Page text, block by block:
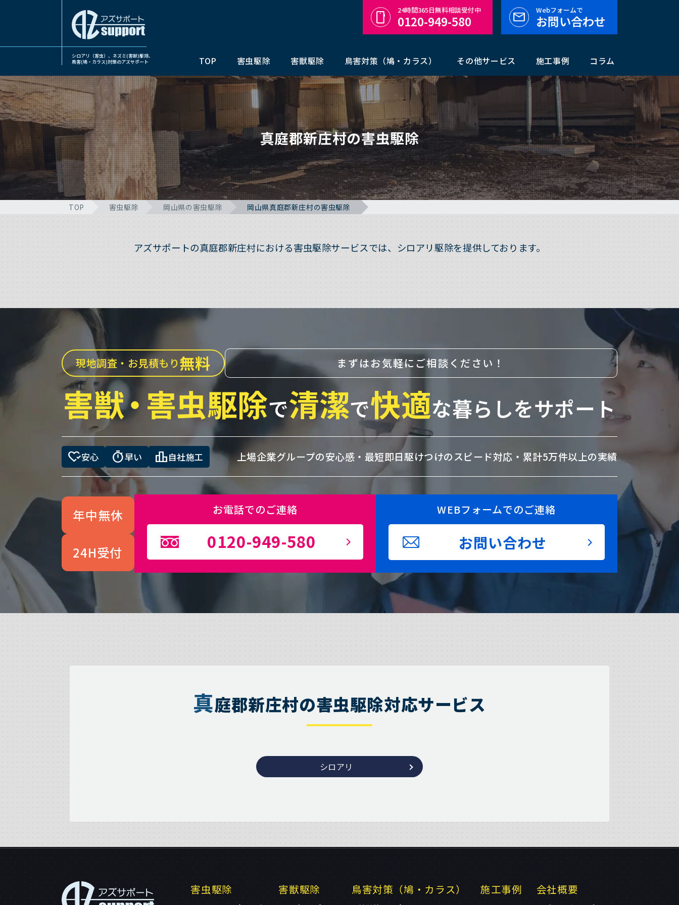
シロアリ（害虫）、ネズミ(害獣)駆除、
鳥害(鳩・カラス)対策のアズサポート
TOP 害虫駆除 害獣駆除 鳥害対策（鳩・カラス） その他サービス 施工事例 コラム
24時間365日無料相談受付中
0120-949-580
Webフォームで
お問い合わせ
真庭郡新庄村の害虫駆除
TOP 害虫駆除 岡山県の害虫駆除 岡山県真庭郡新庄村の害虫駆除
アズサポートの真庭郡新庄村における害虫駆除サービスでは、シロアリ駆除を提供しております。
現地調査・お見積もり無料 まずはお気軽にご相談ください！
害獣・害虫駆除で清潔で快適な暮らしをサポート
heart_check安心 timer早い leaderboard自社施工 上場企業グループの安心感・ 最短即日駆けつけのスピード対応・ 累計5万件以上の実績
年中無休
24H受付
お電話でのご連絡
0120-949-580
WEBフォームでのご連絡
お問い合わせ
真庭郡新庄村の害虫駆除対応サービス
シロアリ
害虫駆除 害獣駆除 鳥害対策（鳩・カラス）
施工事例
会社概要